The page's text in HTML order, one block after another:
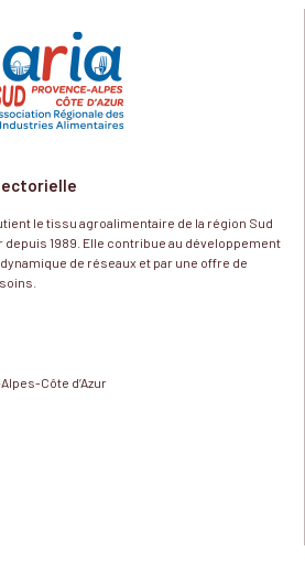
le tissu agroalimentaire de la région Sud
depuis 1989. Elle contribue au développement
de réseaux et par une offre de
Côte d’Azur